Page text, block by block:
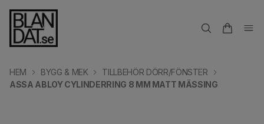
HEM BYGG & MEK
TILLBEHÖR DÖRR/FÖNSTER
ASSA ABLOY CYLINDERRING 8 MM MATT MÄSSING